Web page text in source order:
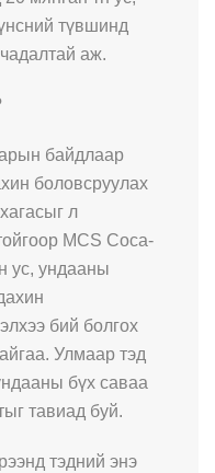
түвшинд
аж.
байдлаар
боловсруулах
л
MCS Coca-
ус, ундааны
бий болгох
Улмаар тэд
бүх саваа
тавиад буй.
тэдний энэ